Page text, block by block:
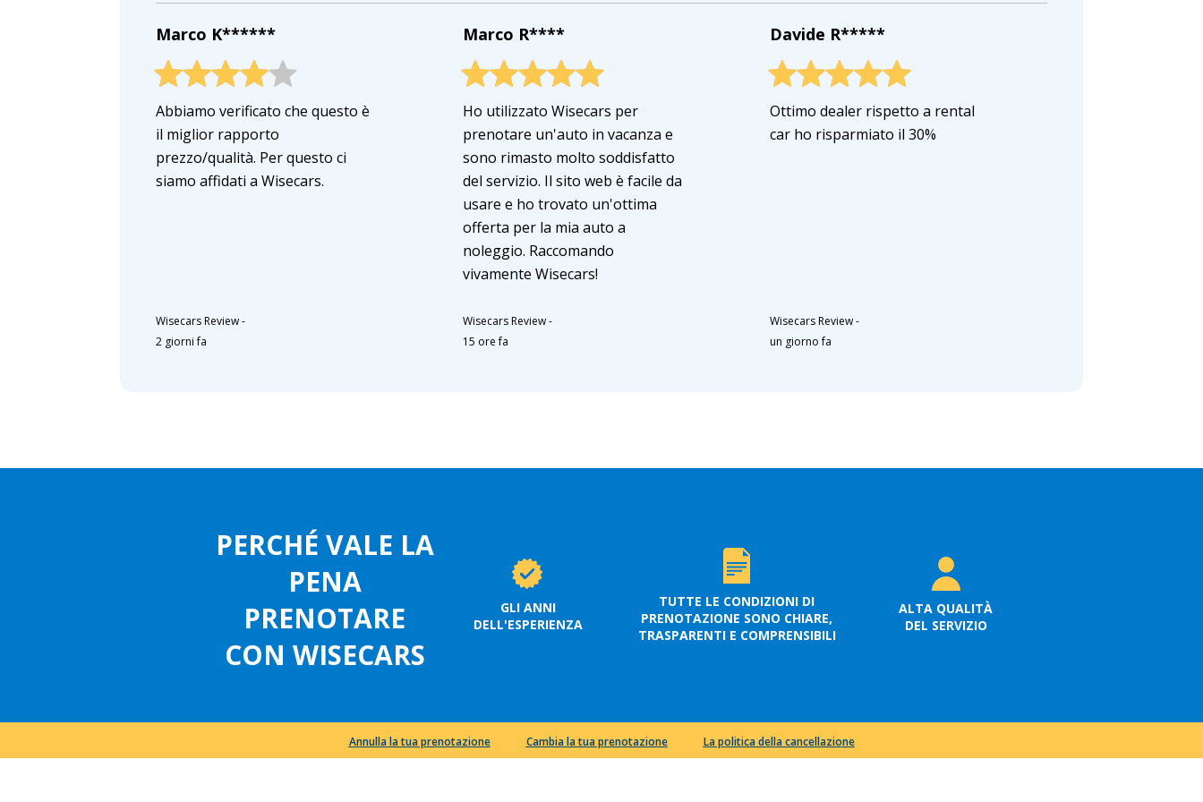
Marco K******
Abbiamo verificato che questo è
il miglior rapporto
prezzo/qualità. Per questo ci
siamo affidati a Wisecars.
Wisecars Review-
2 giorni fa
Marco R****
Ho utilizzato Wisecars per
prenotare un'auto in vacanza e
sono rimasto molto soddisfatto
del servizio. Il sito web è facile da
usare e ho trovato un'ottima
offerta per la mia auto a
noleggio. Raccomando
vivamente Wisecars!
Wisecars Review-
15 ore fa
Davide R*****
Ottimo dealer rispetto a rental
car ho risparmiato il 30%
Wisecars Review-
un giorno fa
PERCHÉ VALE LA
PENA
PRENOTARE
CON WISECARS
GLI ANNI
DELL'ESPERIENZA
TUTTE LE CONDIZIONI DI
PRENOTAZIONE SONO CHIARE,
TRASPARENTI E COMPRENSIBILI
ALTA QUALITÀ
DEL SERVIZIO
Annulla la tua prenotazione Cambia la tua prenotazione La politica della cancellazione